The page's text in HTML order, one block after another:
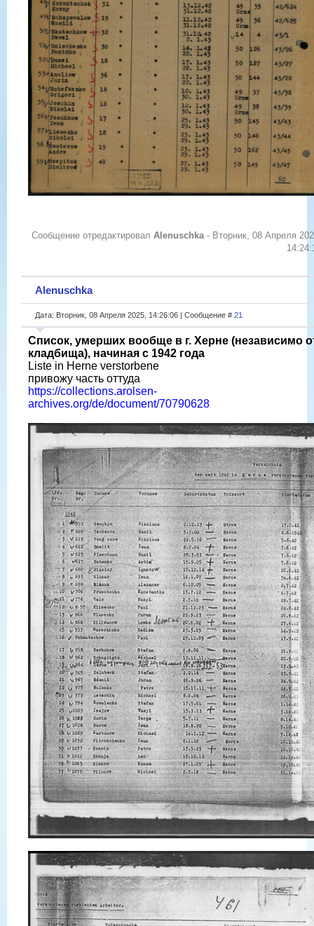
Сообщение отредактировал Alenuschka - Вторник, 08 Апреля
Alenuschka
Дата: Вторник, 08 Апреля 2025, 14:26:06 | Сообщение # 21
Список, умерших вообще в г. Херне (независимо
кладбища), начиная с 1942 года
Liste in Herne verstorbene
привожу часть оттуда
https://collections.arolsen-
archives.org/de/document/70790628